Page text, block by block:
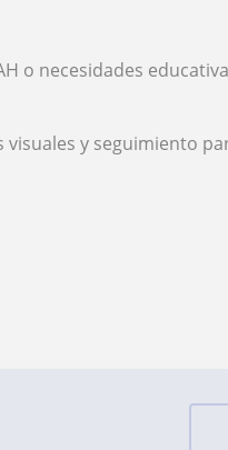
o necesidades
y seguimiento